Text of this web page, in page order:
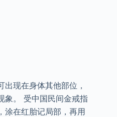
现在身体其他部位，
象。 受中国民间金戒指
涂在红胎记局部，再用